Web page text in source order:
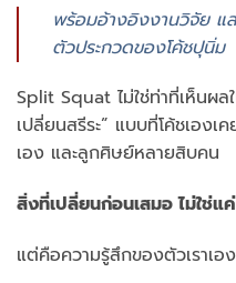
พร้อมอ้างอิงงานวิจัย แ
ตัวประกวดของโค้ชปุนิ่ม
Split Squat ไม่ใช่ท่าที่เห็นผ
เปลี่ยนสรีระ” แบบที่โค้ชเอง
เอง และลูกศิษย์หลายสิบคน
สิ่งที่เปลี่ยนก่อนเสมอ ไม่ใช่แ
แต่คือความรู้สึกของตัวเราเอง